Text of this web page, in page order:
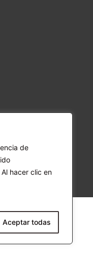
de
hacer clic en
Aceptar todas